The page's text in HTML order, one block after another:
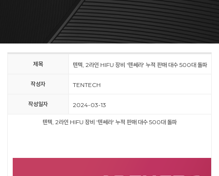
제목 텐텍, 2라인 HIFU 장비 '텐쎄라' 누적 판매 대수 500대 돌파
작성자 TENTECH
작성일자 2024-03-13
텐텍, 2라인 HIFU 장비 '텐쎄라' 누적 판매 대수 500대 돌파